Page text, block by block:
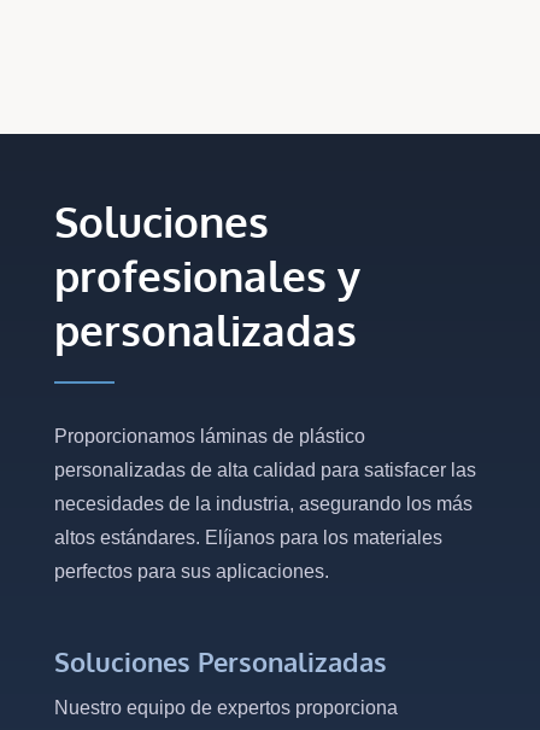
Soluciones
profesionales y
personalizadas
Proporcionamos láminas de plástico
personalizadas de alta calidad para satisfacer las
necesidades de la industria, asegurando los más
altos estándares. Elíjanos para los materiales
perfectos para sus aplicaciones.
Soluciones Personalizadas
Nuestro equipo de expertos proporciona